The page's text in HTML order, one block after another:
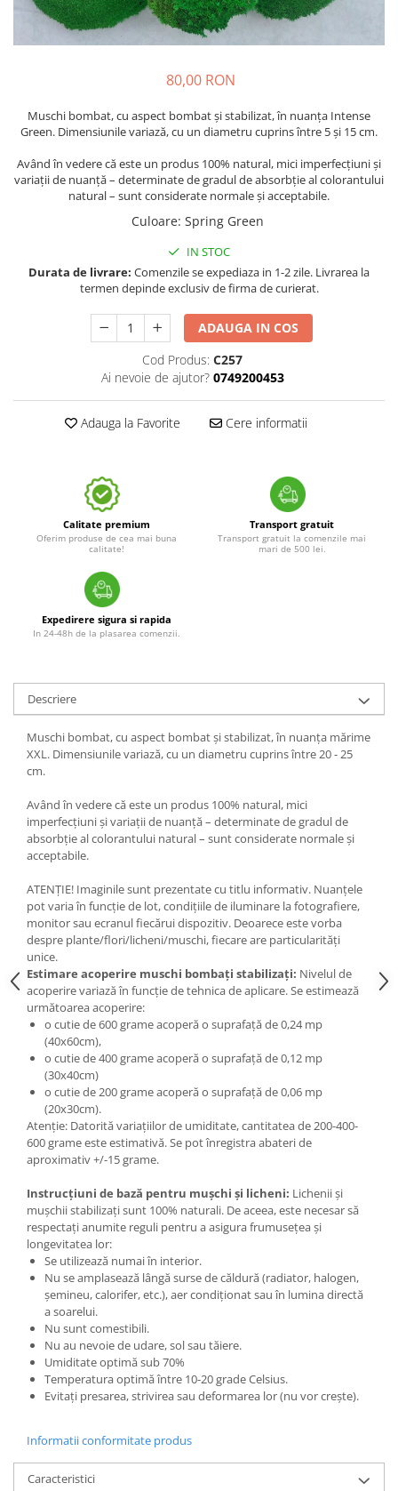
80,00 RON
Muschi bombat, cu aspect bombat și stabilizat, în nuanța Intense
Green. Dimensiunile variază, cu un diametru cuprins între 5 și 15 cm.
Având în vedere că este un produs 100% natural, mici imperfecțiuni și
variații de nuanță – determinate de gradul de absorbție al colorantului
natural – sunt considerate normale și acceptabile.
Culoare: Spring Green
IN STOC
Durata de livrare: Comenzile se expediaza in 1-2 zile. Livrarea la
termen depinde exclusiv de firma de curierat.
ADAUGA IN COS
Cod Produs: C257
Ai nevoie de ajutor? 0749200453
Adauga la Favorite Cere informatii
Calitate premium
Oferim produse de cea mai buna
calitate!
Transport gratuit
Transport gratuit la comenzile mai
mari de 500 lei.
Expedirere sigura si rapida
In 24-48h de la plasarea comenzii.
Descriere
Muschi bombat, cu aspect bombat și stabilizat, în nuanța mărime
XXL. Dimensiunile variază, cu un diametru cuprins între 20 - 25
cm.
Având în vedere că este un produs 100% natural, mici
imperfecțiuni și variații de nuanță – determinate de gradul de
absorbție al colorantului natural – sunt considerate normale și
acceptabile.
ATENȚIE! Imaginile sunt prezentate cu titlu informativ. Nuanțele
pot varia în funcție de lot, condițiile de iluminare la fotografiere,
monitor sau ecranul fiecărui dispozitiv. Deoarece este vorba
despre plante/flori/licheni/muschi, fiecare are particularități
unice.
Estimare acoperire muschi bombați stabilizați: Nivelul de
acoperire variază în funcție de tehnica de aplicare. Se estimează
următoarea acoperire:
o cutie de 600 grame acoperă o suprafață de 0,24 mp
(40x60cm),
o cutie de 400 grame acoperă o suprafață de 0,12 mp
(30x40cm)
o cutie de 200 grame acoperă o suprafață de 0,06 mp
(20x30cm).
Atenție: Datorită variațiilor de umiditate, cantitatea de 200-400-
600 grame este estimativă. Se pot înregistra abateri de
aproximativ +/-15 grame.
Instrucțiuni de bază pentru mușchi și licheni: Lichenii și
mușchii stabilizați sunt 100% naturali. De aceea, este necesar să
respectați anumite reguli pentru a asigura frumusețea și
longevitatea lor:
Se utilizează numai în interior.
Nu se amplasează lângă surse de căldură (radiator, halogen,
șemineu, calorifer, etc.), aer condiționat sau în lumina directă
a soarelui.
Nu sunt comestibili.
Nu au nevoie de udare, sol sau tăiere.
Umiditate optimă sub 70%
Temperatura optimă între 10-20 grade Celsius.
Evitați presarea, strivirea sau deformarea lor (nu vor crește).
Informatii conformitate produs
Caracteristici